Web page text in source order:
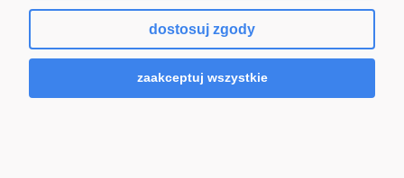
Sklep internetowy Shoper.pl
dostosuj zgody
zaakceptuj wszystkie